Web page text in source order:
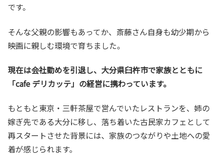
です。
そんな父親の影響もあってか、斎藤さん自身も幼少期から
映画に親しむ環境で育ちました。
現在は会社勤めを引退し、大分県臼杵市で家族とともに
「cafe デリカッテ」の経営に携わっています。
もともと東京・三軒茶屋で営んでいたレストランを、姉の
嫁ぎ先である大分に移し、落ち着いた古民家カフェとして
再スタートさせた背景には、家族のつながりや土地への愛
着が感じられます。